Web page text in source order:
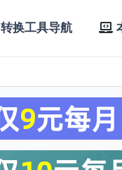
转换工具导航